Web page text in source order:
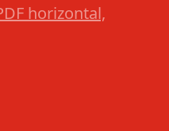
horizontal,